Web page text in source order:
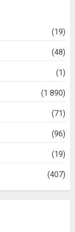
(19)
(48)
(1)
(1 890)
(71)
(96)
(19)
(407)